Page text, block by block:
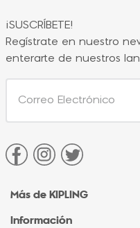
¡SUSCRÍBETE!
Regístrate en nuestro
enterarte de nuestros
Más de KIPLING
Acerca de Kipling
Información